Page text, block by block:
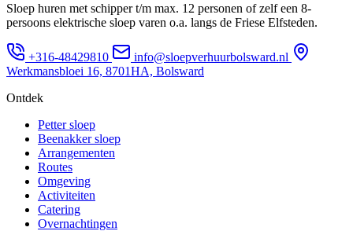
Sloep huren met schipper t/m max. 12 personen of zelf een 8-
persoons elektrische sloep varen o.a. langs de Friese Elfsteden.
+316-48429810
info@sloepverhuurbolsward.nl
Werkmansbloei 16, 8701HA, Bolsward
Ontdek
Petter sloep
Beenakker sloep
Arrangementen
Routes
Omgeving
Activiteiten
Catering
Overnachtingen